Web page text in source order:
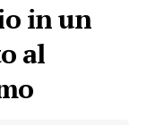
in un
al